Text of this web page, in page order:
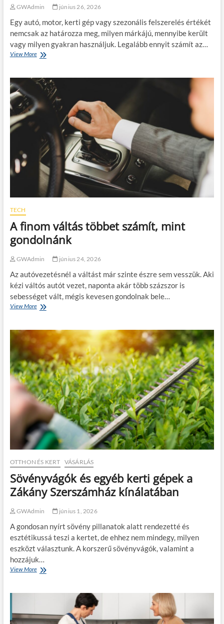
GWAdmin június 26, 2026
Egy autó, motor, kerti gép vagy szezonális felszerelés értékét
nemcsak az határozza meg, milyen márkájú, mennyibe került
vagy milyen gyakran használjuk. Legalább ennyit számít az…
View MoreF
e
t
v
d
m
é
s
v
e
:
m
i
k
o
r
á
z
s
t
ö
b
b
e
t
a
d
e
g
y
z
r
b
e
á
l
l
á
TECH
A finom váltás többet számít, mint
gondolnánk
GWAdmin június 24, 2026
Az autóvezetésnél a váltást már szinte észre sem vesszük. Aki
kézi váltós autót vezet, naponta akár több százszor is
sebességet vált, mégis kevesen gondolnak bele…
View MoreA
m
v
á
l
t
á
s
t
ö
b
b
e
t
s
z
m
t
m
i
n
t
g
o
d
l
n
OTTHON ÉS KERT VÁSÁRLÁS
Sövényvágók és egyéb kerti gépek a
Zákány Szerszámház kínálatában
GWAdmin június 1, 2026
A gondosan nyírt sövény pillanatok alatt rendezetté és
esztétikussá teszi a kertet, de ehhez nem mindegy, milyen
eszközt választunk. A korszerű sövényvágók, valamint a
hozzájuk…
View MoreS
y